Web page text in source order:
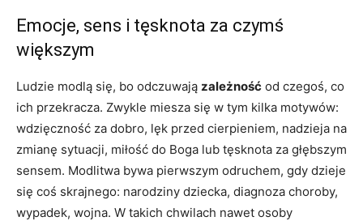
Emocje, sens i tęsknota za czymś
większym
Ludzie modlą się, bo odczuwają zależność od czegoś, co
ich przekracza. Zwykle miesza się w tym kilka motywów:
wdzięczność za dobro, lęk przed cierpieniem, nadzieja na
zmianę sytuacji, miłość do Boga lub tęsknota za głębszym
sensem. Modlitwa bywa pierwszym odruchem, gdy dzieje
się coś skrajnego: narodziny dziecka, diagnoza choroby,
wypadek, wojna. W takich chwilach nawet osoby